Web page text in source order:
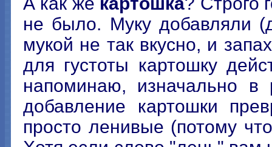
не было. Муку добавляли
мукой не так вкусно, и
для густоты картошку
напоминаю, изначально
добавление картошки
просто ленивые (потому